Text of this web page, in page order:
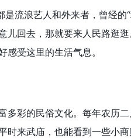
流浪艺人和外来者，曾经的
儿回去，那就要来人民路逛
受这里的生活气息。
彩的民俗文化。每年农历
来武庙，也能看到一些小